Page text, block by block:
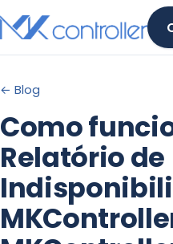
to
← Blog
Como
Relatório de